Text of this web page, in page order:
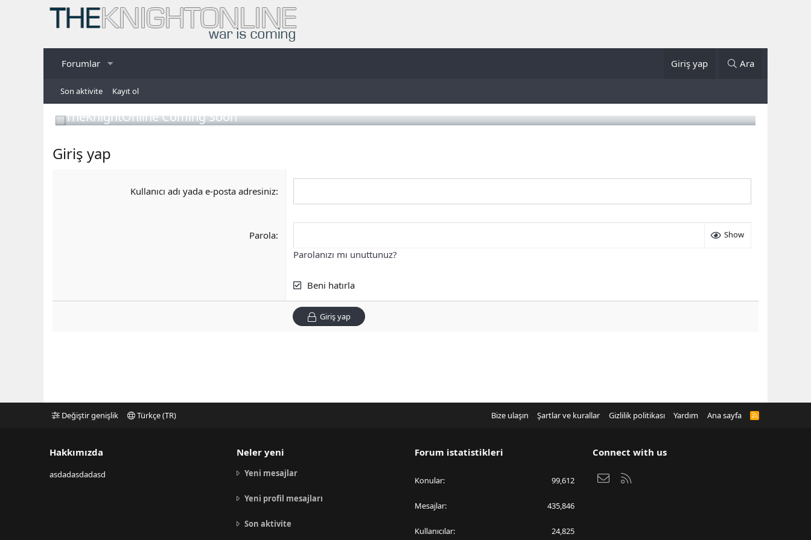
Forumlar Giriş yap Ara
Son aktivite Kayıt ol
TheKnightOnline Coming Soon
Giriş yap
Kullanıcı adı yada e-posta adresiniz
Parola Show
Parolanızı mı unuttunuz?
Beni hatırla
Giriş yap
Değiştir genişlik Türkçe (TR) Bize ulaşın Şartlar ve kurallar Gizlilik politikası Yardım Ana sayfa
R
Hakkımızda
asdadasdadasd
Neler yeni
Yeni mesajlar
Yeni profil mesajları
Son aktivite
Forum istatistikleri
Konular 99,612
Mesajlar 435,846
Kullanıcılar 24,825
Connect with us
Bize ulaşın